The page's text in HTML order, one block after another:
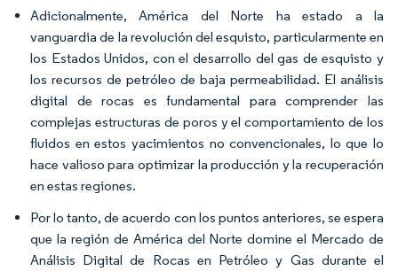
Adicionalmente, América del Norte ha estado a la
vanguardia de la revolución del esquisto, particularmente en
los Estados Unidos, con el desarrollo del gas de esquisto y
los recursos de petróleo de baja permeabilidad. El análisis
digital de rocas es fundamental para comprender las
complejas estructuras de poros y el comportamiento de los
fluidos en estos yacimientos no convencionales, lo que lo
hace valioso para optimizar la producción y la recuperación
en estas regiones.
Por lo tanto, de acuerdo con los puntos anteriores, se espera
que la región de América del Norte domine el Mercado de
Análisis Digital de Rocas en Petróleo y Gas durante el